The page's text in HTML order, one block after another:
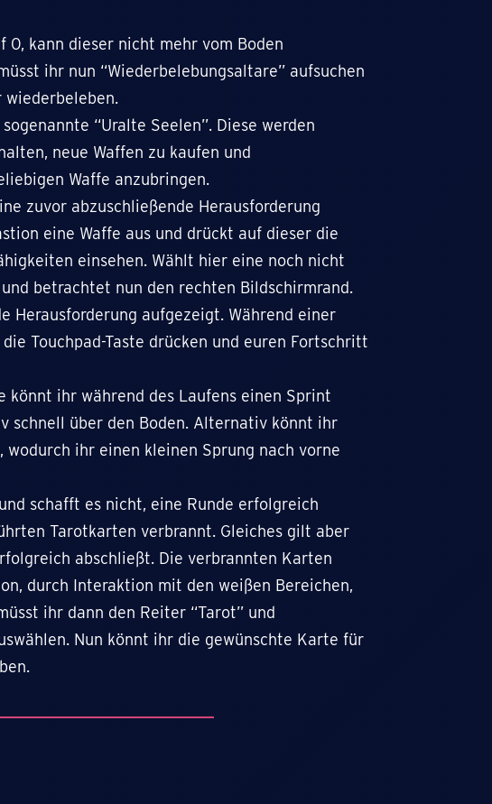
0, kann dieser nicht mehr vom Boden
ihr nun “Wiederbelebungsaltare” aufsuchen
“Uralte Seelen”. Diese werden
neue Waffen zu kaufen und
Waffe anzubringen.
zuvor abzuschließende Herausforderung
eine Waffe aus und drückt auf dieser die
einsehen. Wählt hier eine noch nicht
betrachtet nun den rechten Bildschirmrand.
Herausforderung aufgezeigt. Während einer
Touchpad-Taste drücken und euren Fortschritt
könnt ihr während des Laufens einen Sprint
schnell über den Boden. Alternativ könnt ihr
wodurch ihr einen kleinen Sprung nach vorne
schafft es nicht, eine Runde erfolgreich
Tarotkarten verbrannt. Gleiches gilt aber
abschließt. Die verbrannten Karten
durch Interaktion mit den weißen Bereichen,
ihr dann den Reiter “Tarot” und
Nun könnt ihr die gewünschte Karte für